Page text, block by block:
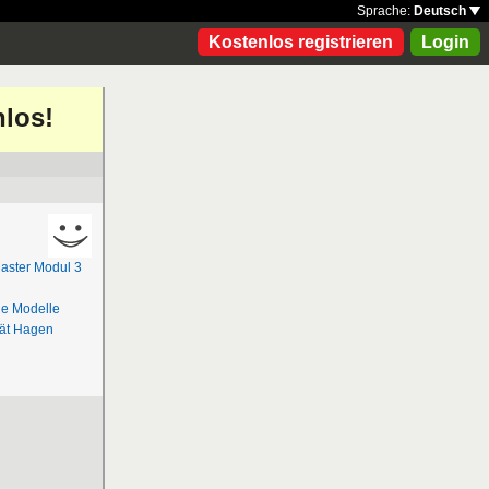
Sprache: Deutsch
Kostenlos registrieren Login
Modul 3
Modelle
Hagen